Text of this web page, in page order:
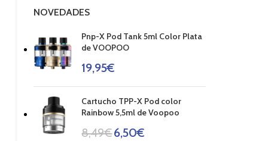
NOVEDADES
Pnp-X Pod Tank 5ml Color Plata
de VOOPOO
19,95€
Cartucho TPP-X Pod color
Rainbow 5,5ml de Voopoo
8,49€6,50€